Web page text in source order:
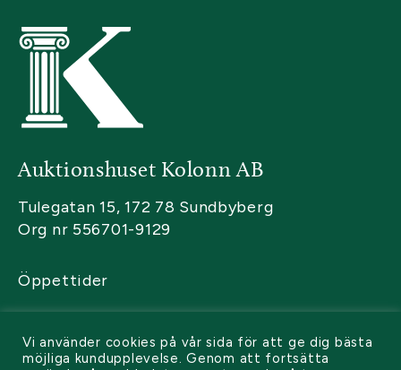
Auktionshuset Kolonn AB
Tulegatan 15, 172 78 Sundbyberg
Org nr 556701-9129
Öppettider
Kontakta oss
Sälja
Vi använder cookies på vår sida för att ge dig bästa
möjliga kundupplevelse. Genom att fortsätta